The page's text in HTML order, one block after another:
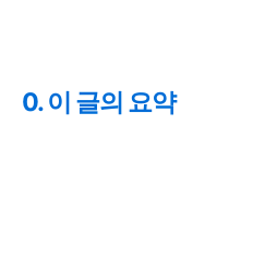
0. 이 글의 요약